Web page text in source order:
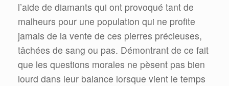
l’aide de diamants qui ont provoqué tant de
malheurs pour une population qui ne profite
jamais de la vente de ces pierres précieuses,
tâchées de sang ou pas. Démontrant de ce fait
que les questions morales ne pèsent pas bien
lourd dans leur balance lorsque vient le temps